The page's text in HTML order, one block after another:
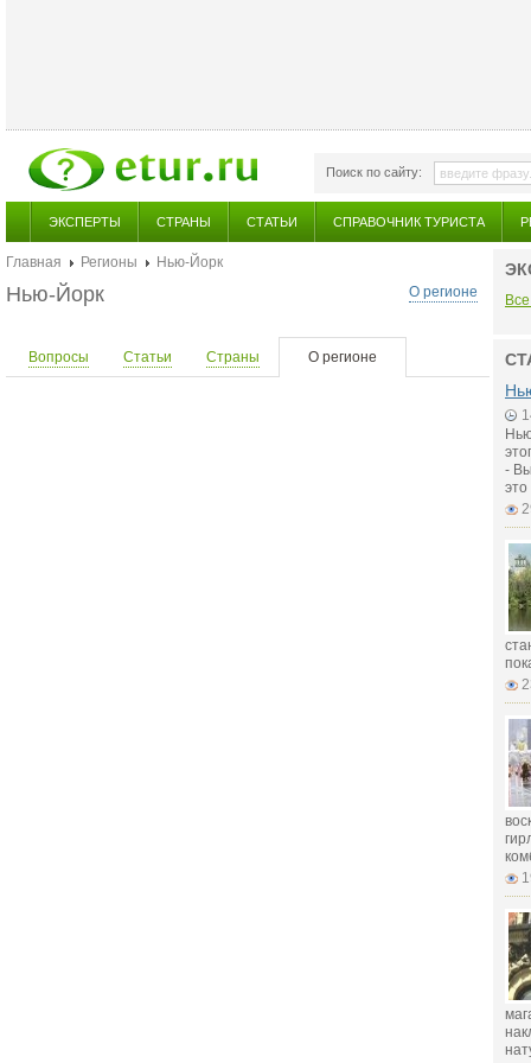
Поиск по сайту:
ЭКСПЕРТЫ СТРАНЫ СТАТЬИ СПРАВОЧНИК ТУРИСТА
Главная Регионы
Нью-Йорк
О регионе
Нью-Йорк
Вопросы Статьи Страны О регионе
-
это